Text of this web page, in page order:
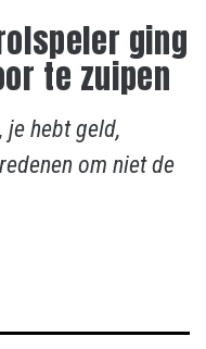
ging
te zuipen
je hebt geld,
om niet de